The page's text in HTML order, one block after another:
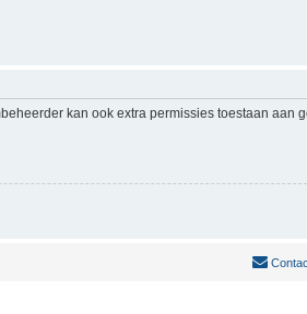
kan ook extra permissies toestaan aan